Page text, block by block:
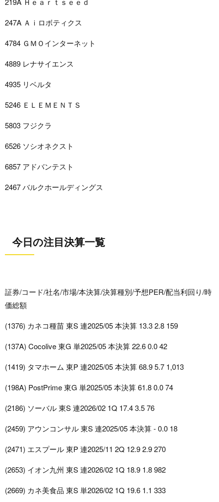
247A Ａｉロボティクス
4784 ＧＭＯインターネット
4889 レナサイエンス
4935 リベルタ
5246 ＥＬＥＭＥＮＴＳ
5803 フジクラ
6526 ソシオネクスト
6857 アドバンテスト
2467 バルクホールディングス
今日の注目決算一覧
証券/コード/社名/市場/本決算/決算種別/予想PER/配当利回り/時
価総額
(1376) カネコ種苗 東S 連2025/05 本決算 13.3 2.8 159
(137A) Cocolive 東G 単2025/05 本決算 22.6 0.0 42
(1419) タマホーム 東P 連2025/05 本決算 68.9 5.7 1,013
(198A) PostPrime 東G 単2025/05 本決算 61.8 0.0 74
(2186) ソーバル 東S 連2026/02 1Q 17.4 3.5 76
(2459) アウンコンサル 東S 連2025/05 本決算 - 0.0 18
(2471) エスプール 東P 連2025/11 2Q 12.9 2.9 270
(2653) イオン九州 東S 連2026/02 1Q 18.9 1.8 982
(2669) カネ美食品 東S 単2026/02 1Q 19.6 1.1 333